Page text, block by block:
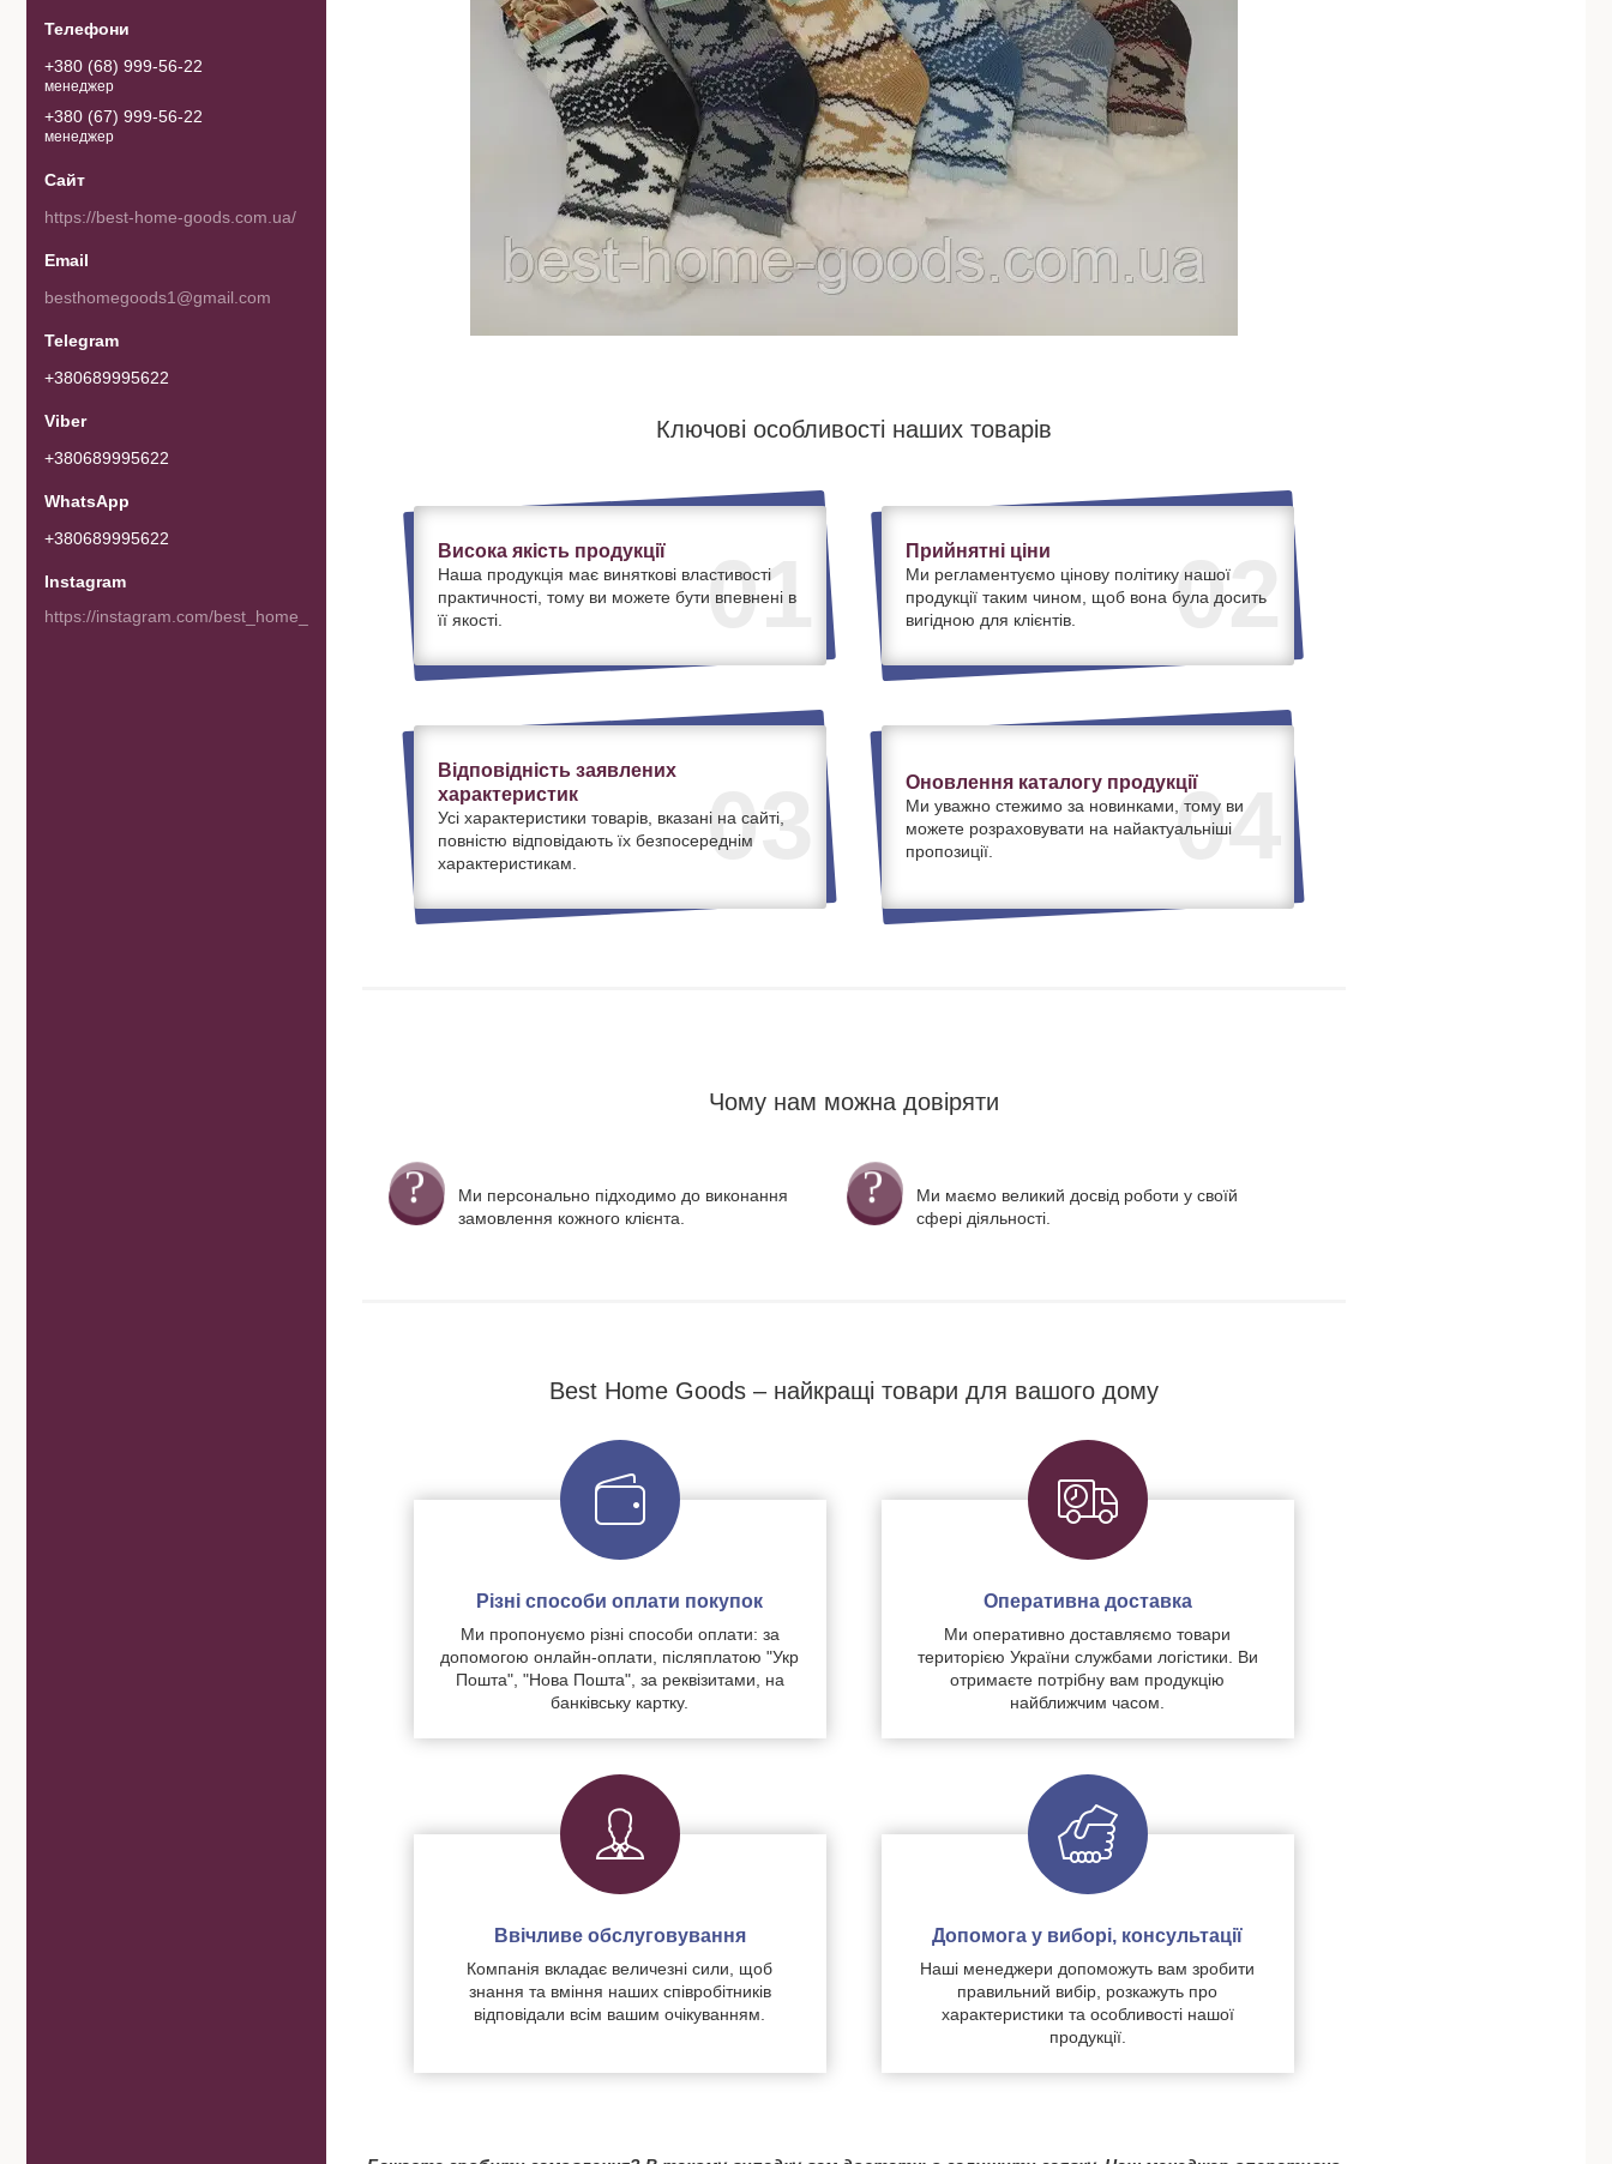
Ключові особливості наших товарів
01
Висока якість продукції
Наша продукція має виняткові властивості
практичності, тому ви можете бути впевнені в
її якості.
02
Прийнятні ціни
Ми регламентуємо цінову політику нашої
продукції таким чином, щоб вона була досить
вигідною для клієнтів.
03
Відповідність заявлених
характеристик
Усі характеристики товарів, вказані на сайті,
повністю відповідають їх безпосереднім
характеристикам.
04
Оновлення каталогу продукції
Ми уважно стежимо за новинками, тому ви
можете розраховувати на найактуальніші
пропозиції.
Чому нам можна довіряти
Ми персонально підходимо до виконання
замовлення кожного клієнта.
Ми маємо великий досвід роботи у своїй
сфері діяльності.
Best Home Goods – найкращі товари для вашого дому
Різні способи оплати покупок
Ми пропонуємо різні способи оплати: за
допомогою онлайн-оплати, післяплатою "Укр
Пошта", "Нова Пошта", за реквізитами, на
банківську картку.
Оперативна доставка
Ми оперативно доставляємо товари
територією України службами логістики. Ви
отримаєте потрібну вам продукцію
найближчим часом.
Ввічливе обслуговування
Компанія вкладає величезні сили, щоб
знання та вміння наших співробітників
відповідали всім вашим очікуванням.
Допомога у виборі, консультації
Наші менеджери допоможуть вам зробити
правильний вибір, розкажуть про
характеристики та особливості нашої
продукції.
+380 (68) 999-56-22
менеджер
+380 (67) 999-56-22
менеджер
https://best-home-goods.com.ua/
besthomegoods1@gmail.com
+380689995622
+380689995622
+380689995622
Instagram
https://instagram.com/best_home_goods